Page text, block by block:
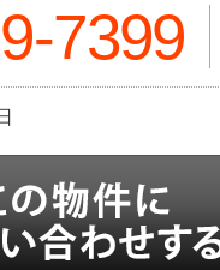
7399